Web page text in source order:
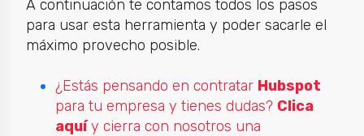
A continuación te contamos todos los pasos
para usar esta herramienta y poder sacarle el
máximo provecho posible.
¿Estás pensando en contratar Hubspot
para tu empresa y tienes dudas? Clica
aquíy cierra con nosotros una